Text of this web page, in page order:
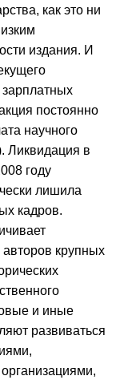
как это ни
издания. И
зарплатных
постоянно
научного
Ликвидация в
году
лишила
кадров.
крупных
и иные
развиваться